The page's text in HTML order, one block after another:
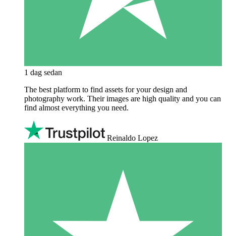
1 dag sedan
The best platform to find assets for your design and
photography work. Their images are high quality and you can
find almost everything you need.
Reinaldo Lopez